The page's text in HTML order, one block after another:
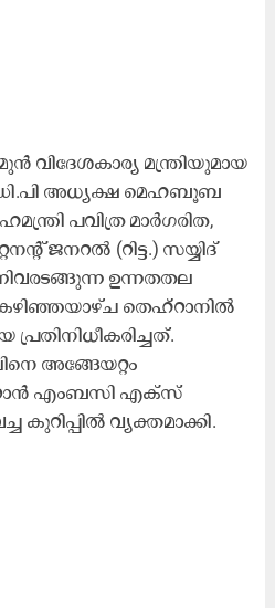
മന്ത്രിയുമായ
അധ്യക്ഷ മെഹബൂബ
പവിത്ര മാർഗരിത,
ജനറൽ (റിട്ട.) സയ്യിദ്
ഉന്നതതല
തെഹ്‌റാനിൽ
അങ്ങേയറ്റം
എംബസി എക്സ്
കുറിപ്പിൽ വ്യക്തമാക്കി.